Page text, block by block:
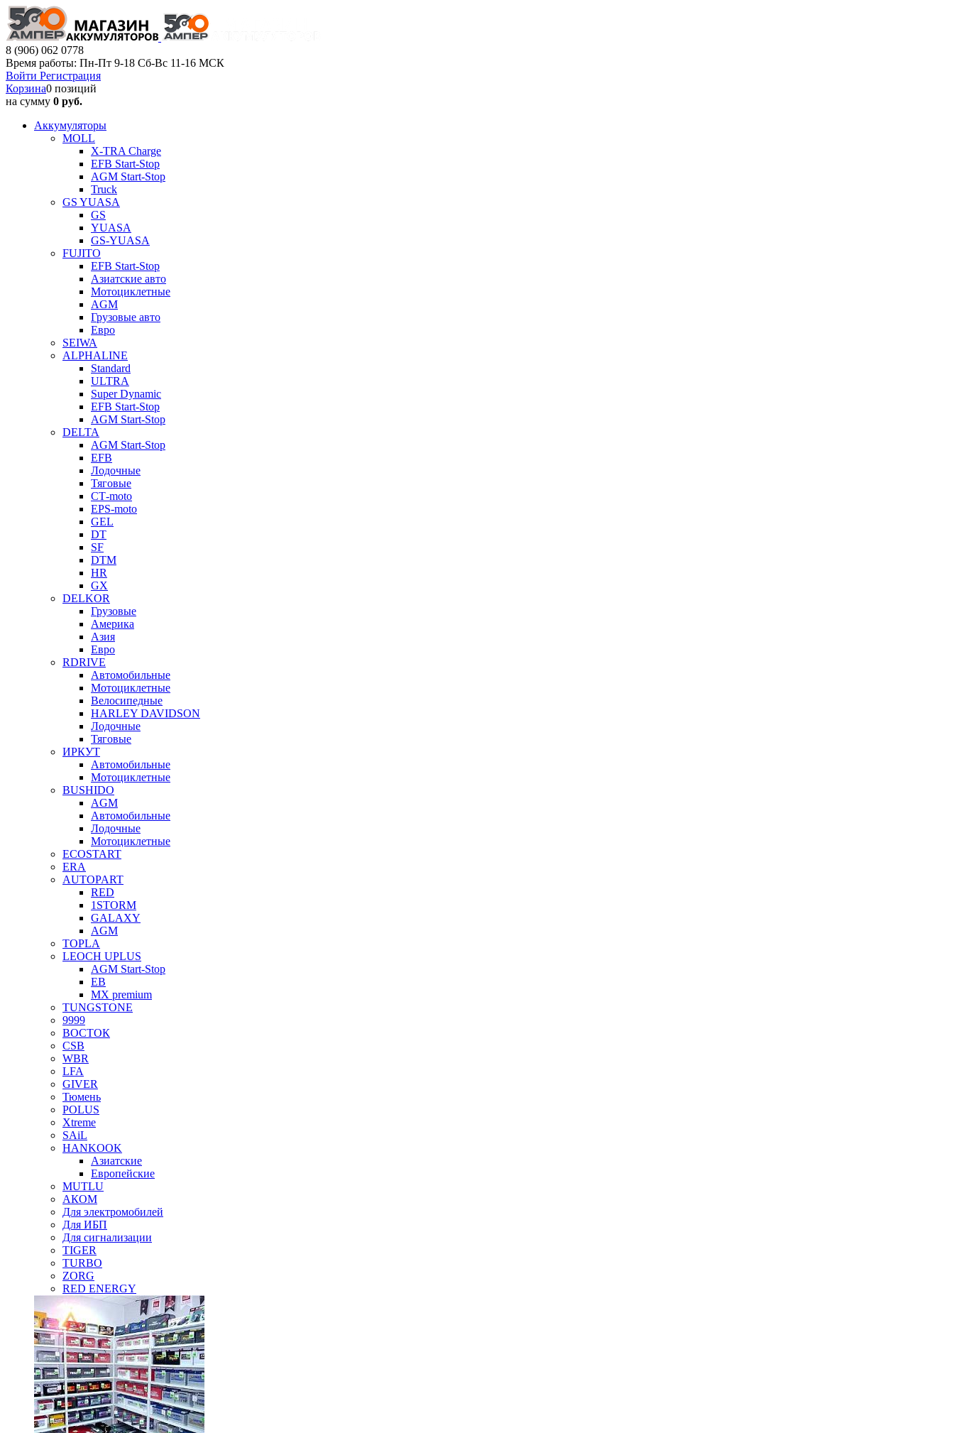
8 (906) 062 0778
Время работы: Пн-Пт 9-18 Сб-Вс 11-16 МСК
Войти Регистрация
Корзина0 позиций
на сумму 0 руб.
Аккумуляторы
MOLL
X-TRA Charge
EFB Start-Stop
AGM Start-Stop
Truck
GS YUASA
GS
YUASA
GS-YUASA
FUJITO
EFB Start-Stop
Азиатские авто
Мотоциклетные
AGM
Грузовые авто
Евро
SEIWA
ALPHALINE
Standard
ULTRA
Super Dynamic
EFB Start-Stop
AGM Start-Stop
DELTA
AGM Start-Stop
EFB
Лодочные
Тяговые
СТ-moto
EPS-moto
GEL
DT
SF
DTM
HR
GX
DELKOR
Грузовые
Америка
Азия
Евро
RDRIVE
Автомобильные
Мотоциклетные
Велосипедные
HARLEY DAVIDSON
Лодочные
Тяговые
ИРКУТ
Автомобильные
Мотоциклетные
BUSHIDO
AGM
Автомобильные
Лодочные
Мотоциклетные
ECOSTART
ERA
AUTOPART
RED
1STORM
GALAXY
AGM
TOPLA
LEOCH UPLUS
AGM Start-Stop
EB
MX premium
TUNGSTONE
9999
ВОСТОК
CSB
WBR
LFA
GIVER
Тюмень
POLUS
Xtreme
SAiL
HANKOOK
Азиатские
Европейские
MUTLU
АКОМ
Для электромобилей
Для ИБП
Для сигнализации
TIGER
TURBO
ZORG
RED ENERGY